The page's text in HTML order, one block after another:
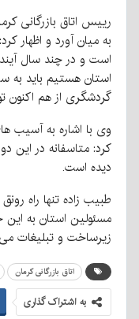
رییس اتاق بازرگانی
به میان آورد و اظهار
است و در چند سال
استان هستیم باید به
گردشگری از هم اکنون
وی با اشاره به آسیب
کرد: متاسفانه در این
دیده است.
طبیب زاده تنها راه
مسئولین استان به این
زیرساخت و تبلیغات
اتاق بازرگانی کرمان
به اشتراک گذاری